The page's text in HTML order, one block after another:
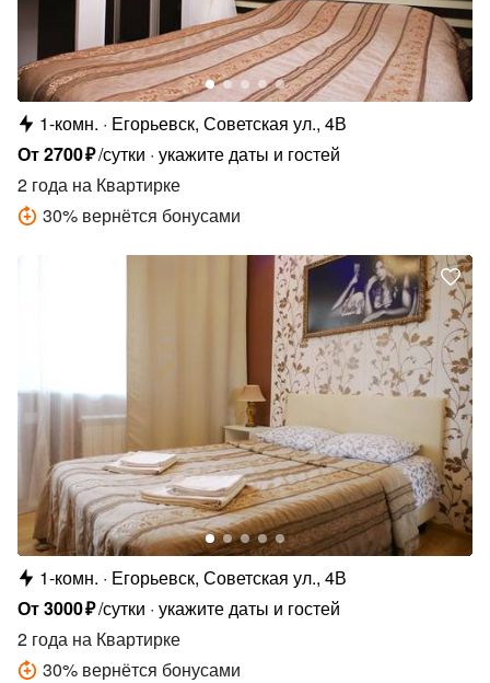
1-комн.
Егорьевск, Советская ул., 4В
От2700₽/сутки укажите даты и гостей
2 года на Квартирке
30% вернётся бонусами
1-комн.
Егорьевск, Советская ул., 4В
От3000₽/сутки укажите даты и гостей
2 года на Квартирке
30% вернётся бонусами